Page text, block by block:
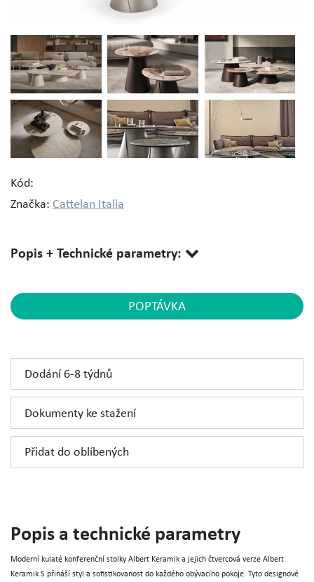
Kód:
Značka: Cattelan Italia
Popis + Technické parametry:
POPTÁVKA
Přidat do oblíbených
Dokumenty ke stažení
Dodání 6-8 týdnů
Popis a technické parametry
Moderní kulaté konferenční stolky Albert Keramik a jejich čtvercová verze Albert
Keramik S přináší styl a sofistikovanost do každého obývacího pokoje. Tyto designové